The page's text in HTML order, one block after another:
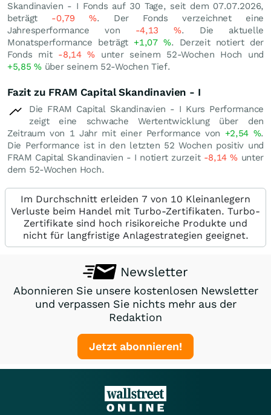
Skandinavien - I Fonds auf 30 Tage, seit dem 07.07.2026,
beträgt -0,79%. Der Fonds verzeichnet eine
Jahresperformance von -4,13%. Die aktuelle
Monatsperformance beträgt +1,07 %. Derzeit notiert der
Fonds mit -8,14% unter seinem 52-Wochen Hoch und
+5,85%über seinem 52-Wochen Tief.
Fazit zu FRAM Capital Skandinavien - I
Die FRAM Capital Skandinavien - I Kurs Performance
zeigt eine schwache Wertentwicklung über den
Zeitraum von 1 Jahr mit einer Performance von +2,54 %.
Die Performance ist in den letzten 52 Wochen positiv und
FRAM Capital Skandinavien - I notiert zurzeit -8,14% unter
dem 52-Wochen Hoch.
Im Durchschnitt erleiden 7 von 10 Kleinanlegern
Verluste beim Handel mit Turbo-Zertifikaten. Turbo-
Zertifikate sind hoch risikoreiche Produkte und
nicht für langfristige Anlagestrategien geeignet.
Newsletter
Abonnieren Sie unsere kostenlosen Newsletter
und verpassen Sie nichts mehr aus der
Redaktion
Jetzt abonnieren!